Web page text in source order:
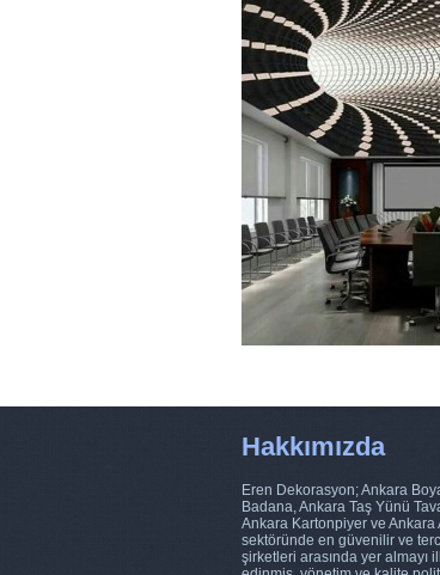
Hakkımızda
Eren Dekorasyon; Ankara
Badana, Ankara Taş Yünü
Ankara Kartonpiyer ve Ankara
sektöründe en güvenilir ve
şirketleri arasında yer almayı